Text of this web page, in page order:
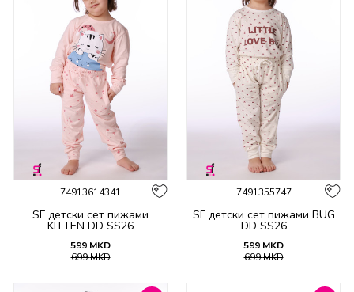
74913614341
SF детски сет пижами
KITTEN DD SS26
599 MKD
699MKD
7491355747
SF детски сет пижами BUG
DD SS26
599 MKD
699MKD